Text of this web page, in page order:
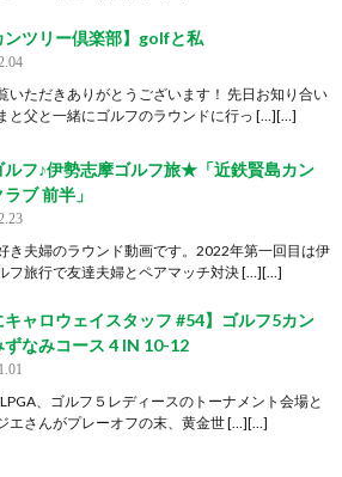
ンツリー倶楽部】golfと私
いただきありがとうございます！ 先日お知り合い
と父と一緒にゴルフのラウンドに行っ […][…]
ルフ♪伊勢志摩ゴルフ旅★「近鉄賢島カン
ブ 前半」
き夫婦のラウンド動画です。2022年第一回目は伊
フ旅行で友達夫婦とペアマッチ対決 […][…]
キャロウェイスタッフ #54】ゴルフ5カン
ずなみコース 4 IN 10-12
、ゴルフ５レディースのトーナメント会場と
エさんがプレーオフの末、黄金世 […][…]